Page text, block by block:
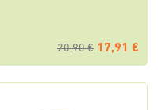
20,90 € 17,91 €